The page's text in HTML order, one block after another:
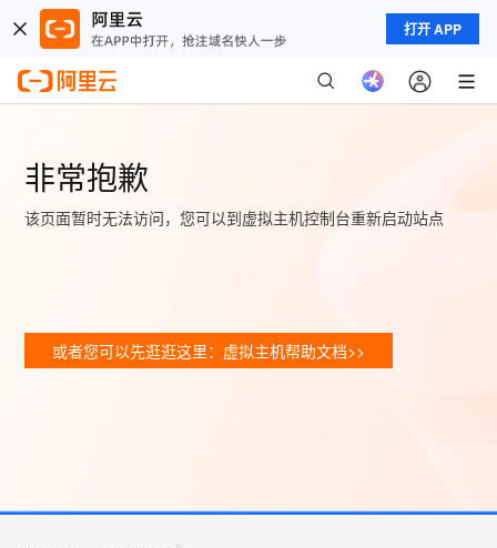
打开 APP
非常抱歉
该页面暂时无法访问，您可以到虚拟主机控制台重新启动站点
或者您可以先逛逛这里：虚拟主机帮助文档>>